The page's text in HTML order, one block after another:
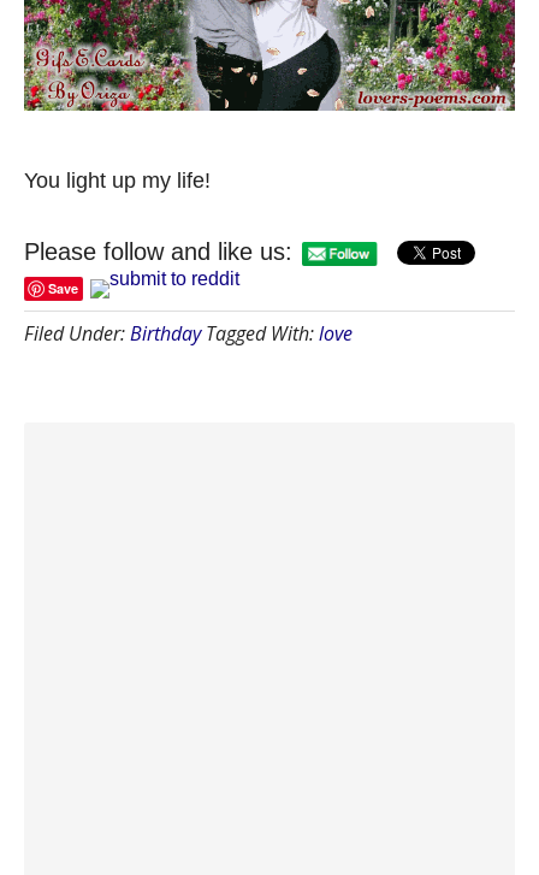
You light up my life!
Please follow and like us:
Save
Filed Under:Birthday Tagged With:love